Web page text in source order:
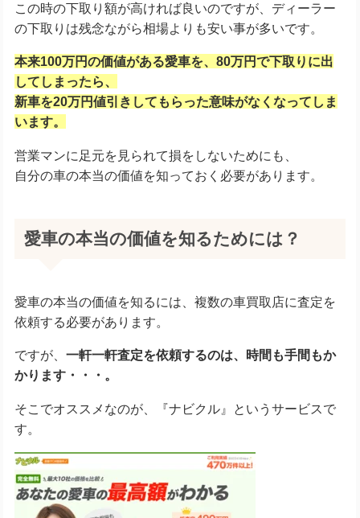
この時の下取り額が高ければ良いのですが、ディーラー
の下取りは残念ながら相場よりも安い事が多いです。
本来100万円の価値がある愛車を、80万円で下取りに出
してしまったら、
新車を20万円値引きしてもらった意味がなくなってしま
います。
営業マンに足元を見られて損をしないためにも、
自分の車の本当の価値を知っておく必要があります。
愛車の本当の価値を知るためには？
愛車の本当の価値を知るには、複数の車買取店に査定を
依頼する必要があります。
ですが、 一軒一軒査定を依頼するのは、時間も手間もか
かります・・・。
そこでオススメなのが、『ナビクル』というサービスで
す。